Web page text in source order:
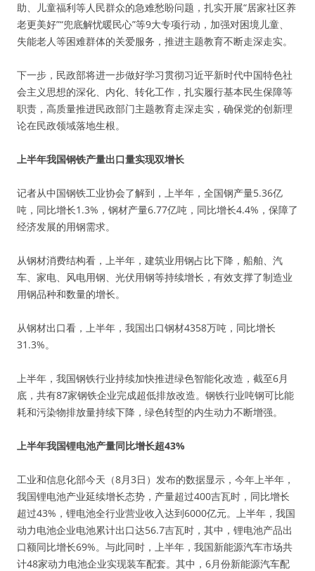
助、儿童福利等人民群众的急难愁盼问题，扎实开展“居家社区养
老更美好”“兜底解忧暖民心”等9大专项行动，加强对困境儿童、
失能老人等困难群体的关爱服务，推进主题教育不断走深走实。
下一步，民政部将进一步做好学习贯彻习近平新时代中国特色社
会主义思想的深化、内化、转化工作，扎实履行基本民生保障等
职责，高质量推进民政部门主题教育走深走实，确保党的创新理
论在民政领域落地生根。
上半年我国钢铁产量出口量实现双增长
记者从中国钢铁工业协会了解到，上半年，全国钢产量5.36亿
吨，同比增长1.3%，钢材产量6.77亿吨，同比增长4.4%，保障了
经济发展的用钢需求。
从钢材消费结构看，上半年，建筑业用钢占比下降，船舶、汽
车、家电、风电用钢、光伏用钢等持续增长，有效支撑了制造业
用钢品种和数量的增长。
从钢材出口看，上半年，我国出口钢材4358万吨，同比增长
31.3%。
上半年，我国钢铁行业持续加快推进绿色智能化改造，截至6月
底，共有87家钢铁企业完成超低排放改造。钢铁行业吨钢可比能
耗和污染物排放量持续下降，绿色转型的内生动力不断增强。
上半年我国锂电池产量同比增长超43%
工业和信息化部今天（8月3日）发布的数据显示，今年上半年，
我国锂电池产业延续增长态势，产量超过400吉瓦时，同比增长
超过43%，锂电池全行业营业收入达到6000亿元。上半年，我国
动力电池企业电池累计出口达56.7吉瓦时，其中，锂电池产品出
口额同比增长69%。与此同时，上半年，我国新能源汽车市场共
计48家动力电池企业实现装车配套。其中，6月份新能源汽车配